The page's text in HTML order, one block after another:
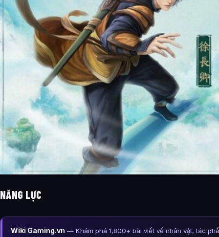
NĂNG LỰC
Wiki Gaming.vn — Khám phá 1,800+ bài viết về nhân vật, tác